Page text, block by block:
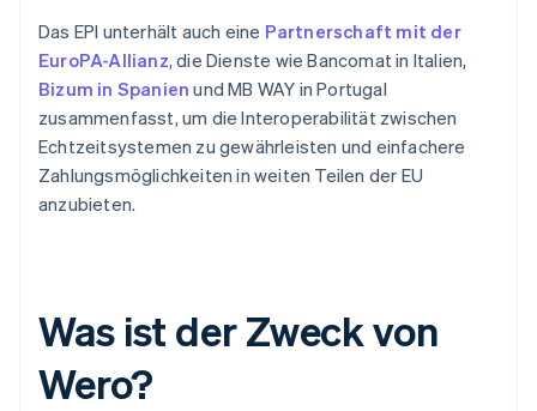
Das EPI unterhält auch eine Partnerschaft mit der
EuroPA-Allianz, die Dienste wie Bancomat in Italien,
Bizum in Spanien und MB WAY in Portugal
zusammenfasst, um die Interoperabilität zwischen
Echtzeitsystemen zu gewährleisten und einfachere
Zahlungsmöglichkeiten in weiten Teilen der EU
anzubieten.
Was ist der Zweck von
Wero?